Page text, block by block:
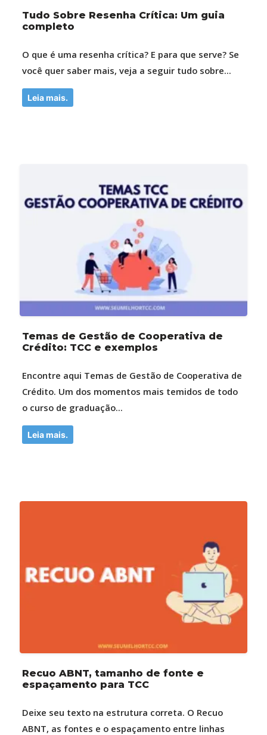
Tudo Sobre Resenha Crítica: Um guia
completo
O que é uma resenha crítica? E para que serve? Se
você quer saber mais, veja a seguir tudo sobre...
Leia mais.
Temas de Gestão de Cooperativa de
Crédito: TCC e exemplos
Encontre aqui Temas de Gestão de Cooperativa de
Crédito. Um dos momentos mais temidos de todo
o curso de graduação...
Leia mais.
Recuo ABNT, tamanho de fonte e
espaçamento para TCC
Deixe seu texto na estrutura correta. O Recuo
ABNT, as fontes e o espaçamento entre linhas